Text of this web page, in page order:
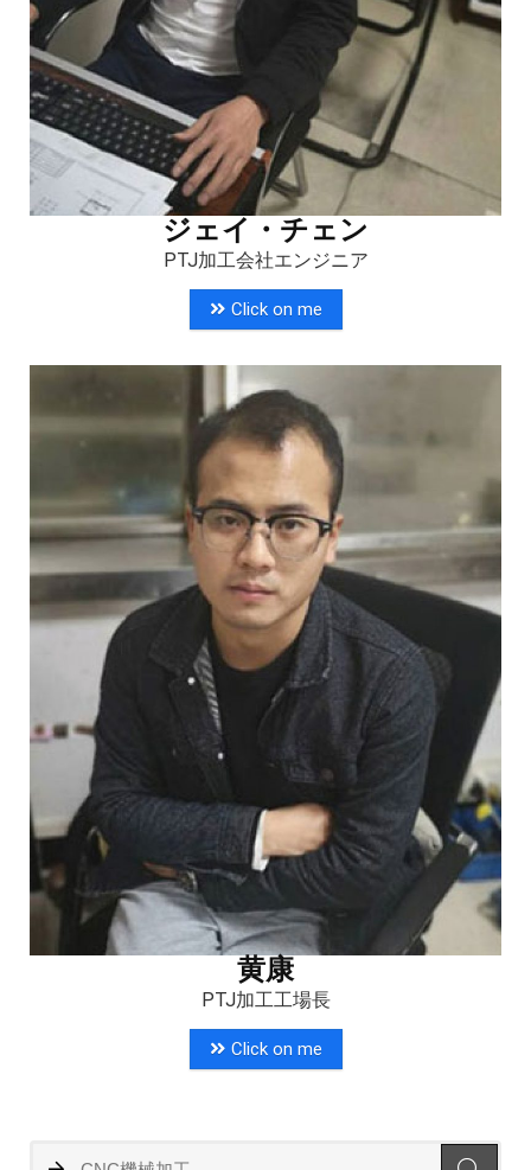
ジェイ・チェン
PTJ加工会社エンジニア
Click on me
黄康
PTJ加工工場長
Click on me